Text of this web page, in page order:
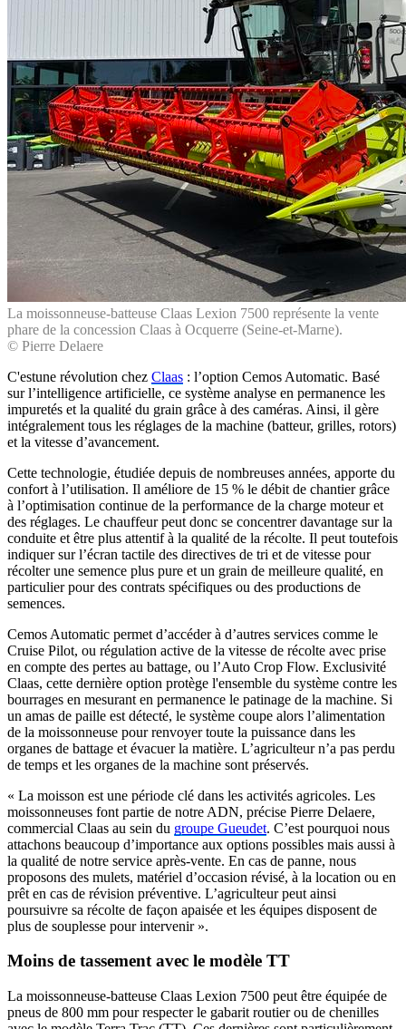
La moissonneuse-batteuse Claas Lexion 7500 représente la vente
phare de la concession Claas à Ocquerre (Seine-et-Marne).
© Pierre Delaere
C'estune révolution chez Claas : l’option Cemos Automatic. Basé
sur l’intelligence artificielle, ce système analyse en permanence les
impuretés et la qualité du grain grâce à des caméras. Ainsi, il gère
intégralement tous les réglages de la machine (batteur, grilles, rotors)
et la vitesse d’avancement.
Cette technologie, étudiée depuis de nombreuses années, apporte du
confort à l’utilisation. Il améliore de 15 % le débit de chantier grâce
à l’optimisation continue de la performance de la charge moteur et
des réglages. Le chauffeur peut donc se concentrer davantage sur la
conduite et être plus attentif à la qualité de la récolte. Il peut toutefois
indiquer sur l’écran tactile des directives de tri et de vitesse pour
récolter une semence plus pure et un grain de meilleure qualité, en
particulier pour des contrats spécifiques ou des productions de
semences.
Cemos Automatic permet d’accéder à d’autres services comme le
Cruise Pilot, ou régulation active de la vitesse de récolte avec prise
en compte des pertes au battage, ou l’Auto Crop Flow. Exclusivité
Claas, cette dernière option protège l'ensemble du système contre les
bourrages en mesurant en permanence le patinage de la machine. Si
un amas de paille est détecté, le système coupe alors l’alimentation
de la moissonneuse pour renvoyer toute la puissance dans les
organes de battage et évacuer la matière. L’agriculteur n’a pas perdu
de temps et les organes de la machine sont préservés.
« La moisson est une période clé dans les activités agricoles. Les
moissonneuses font partie de notre ADN, précise Pierre Delaere,
commercial Claas au sein du groupe Gueudet. C’est pourquoi nous
attachons beaucoup d’importance aux options possibles mais aussi à
la qualité de notre service après-vente. En cas de panne, nous
proposons des mulets, matériel d’occasion révisé, à la location ou en
prêt en cas de révision préventive. L’agriculteur peut ainsi
poursuivre sa récolte de façon apaisée et les équipes disposent de
plus de souplesse pour intervenir ».
Moins de tassement avec le modèle TT
La moissonneuse-batteuse Claas Lexion 7500 peut être équipée de
pneus de 800 mm pour respecter le gabarit routier ou de chenilles